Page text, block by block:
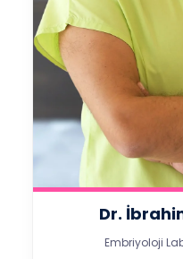
Dr.
Embriyoloji